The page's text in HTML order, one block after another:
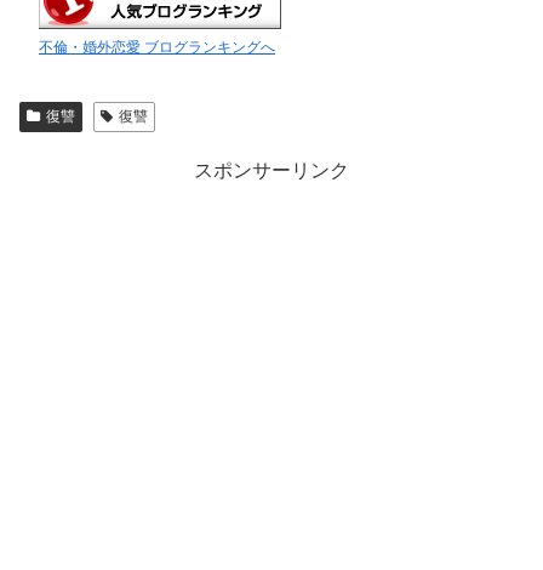
不倫・婚外恋愛 ブログランキングへ
復讐 復讐
スポンサーリンク